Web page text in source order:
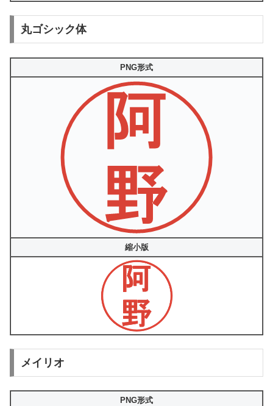
丸ゴシック体
PNG形式
縮小版
メイリオ
PNG形式